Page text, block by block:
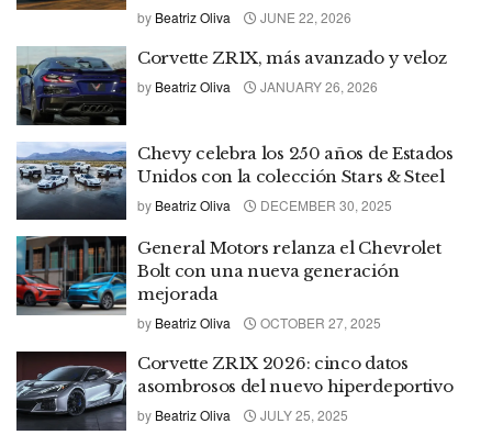
by Beatriz Oliva JUNE 22, 2026
Corvette ZR1X, más avanzado y veloz
by Beatriz Oliva JANUARY 26, 2026
Chevy celebra los 250 años de Estados
Unidos con la colección Stars & Steel
by Beatriz Oliva DECEMBER 30, 2025
General Motors relanza el Chevrolet
Bolt con una nueva generación
mejorada
by Beatriz Oliva OCTOBER 27, 2025
Corvette ZR1X 2026: cinco datos
asombrosos del nuevo hiperdeportivo
by Beatriz Oliva JULY 25, 2025